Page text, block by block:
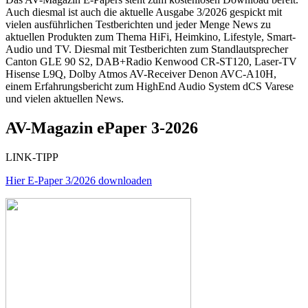
Auch diesmal ist auch die aktuelle Ausgabe 3/2026 gespickt mit
vielen ausführlichen Testberichten und jeder Menge News zu
aktuellen Produkten zum Thema HiFi, Heimkino, Lifestyle, Smart-
Audio und TV. Diesmal mit Testberichten zum Standlautsprecher
Canton GLE 90 S2, DAB+Radio Kenwood CR-ST120, Laser-TV
Hisense L9Q, Dolby Atmos AV-Receiver Denon AVC-A10H,
einem Erfahrungsbericht zum HighEnd Audio System dCS Varese
und vielen aktuellen News.
AV-Magazin ePaper 3-2026
LINK-TIPP
Hier E-Paper 3/2026 downloaden